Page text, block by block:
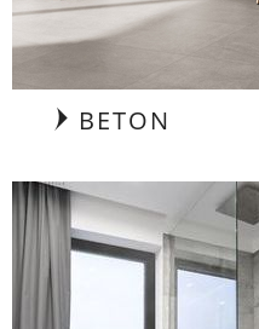
BETON